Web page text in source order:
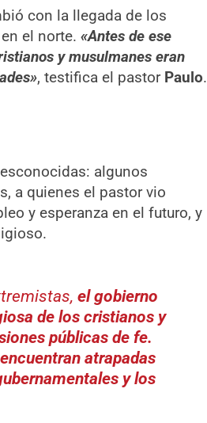
con la llegada de los
el norte. «Antes de ese
y musulmanes eran
, testifica el pastor Paulo.
algunos
a quienes el pastor vio
y esperanza en el futuro, y
el gobierno
de los cristianos y
públicas de fe.
atrapadas
y los